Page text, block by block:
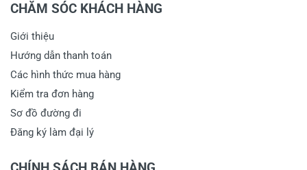
CHĂM SÓC KHÁCH HÀNG
Giới thiệu
Hướng dẫn thanh toán
Các hình thức mua hàng
Kiểm tra đơn hàng
Sơ đồ đường đi
Đăng ký làm đại lý